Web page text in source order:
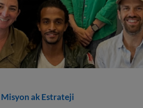
Misyon ak Estrateji